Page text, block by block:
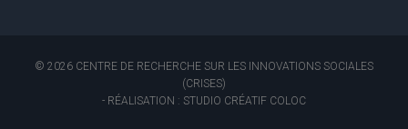
© 2026 CENTRE DE RECHERCHE SUR LES INNOVATIONS SOCIALES
(CRISES)
- RÉALISATION : STUDIO CRÉATIF COLOC